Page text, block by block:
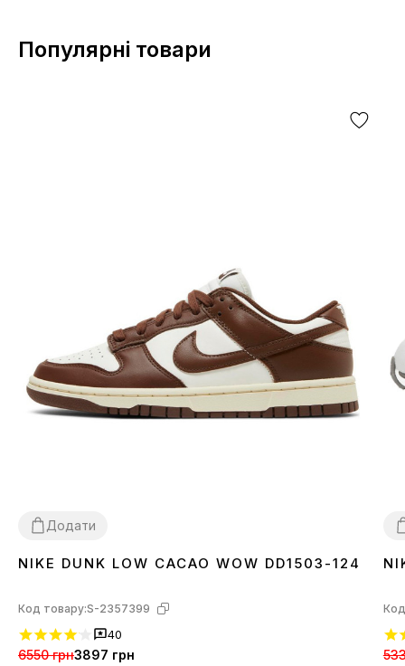
Популярні товари
Додати
3637 383940 4142 43 4445
NIKE DUNK LOW CACAO WOW DD1503-124
Код товару:S-2357399
40
6550 грн3897 грн